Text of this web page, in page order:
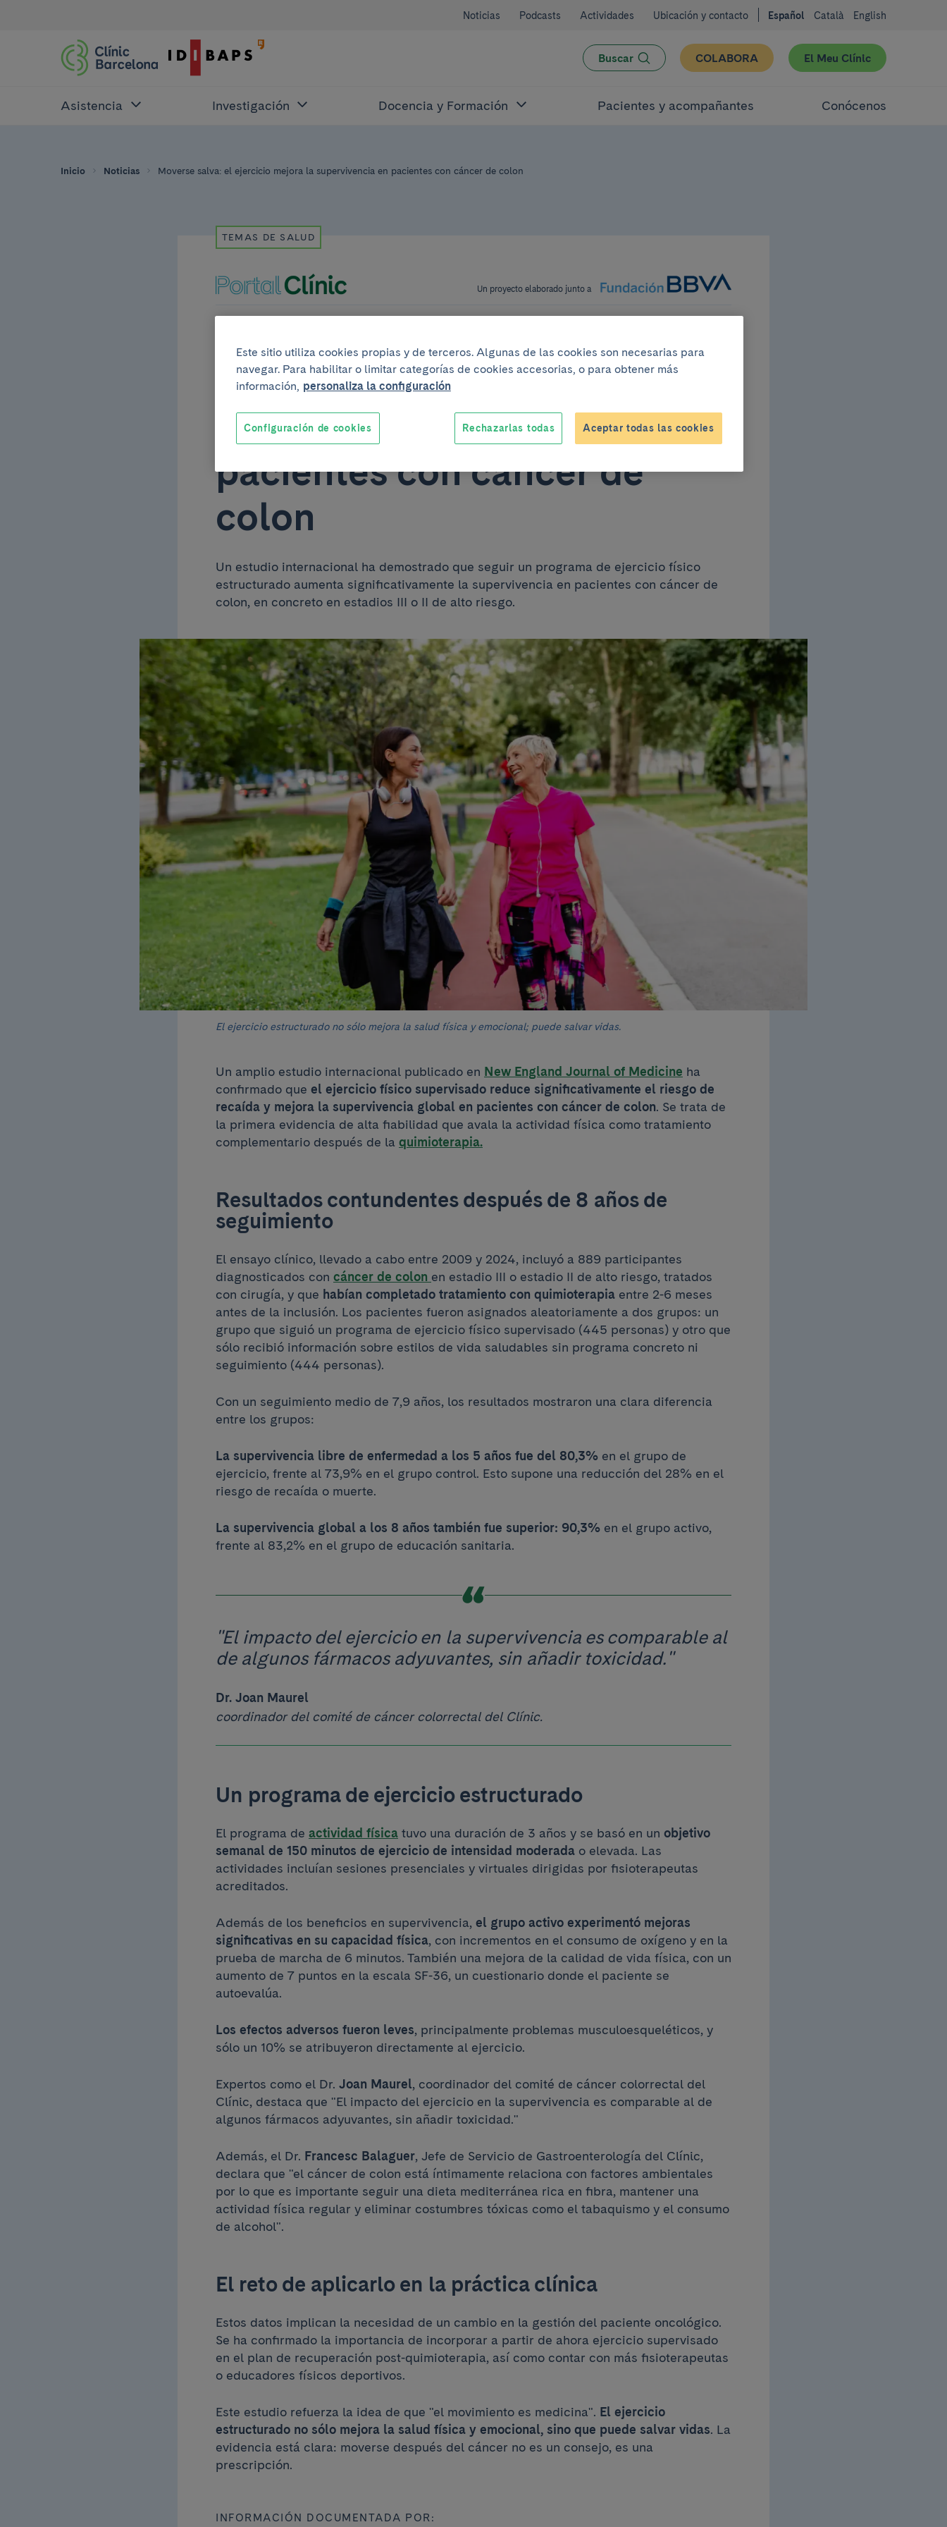
Noticias Podcasts Actividades Ubicación y contacto Español Català English
Buscar COLABORA El Meu Clínic
Asistencia Investigación Docencia y Formación Pacientes y acompañantes Conócenos
Inicio Noticias Moverse salva: el ejercicio mejora la supervivencia en pacientes con cáncer de colon
Un proyecto elaborado junto a
TEMAS DE SALUD
Moverse salva: el ejercicio
mejora la supervivencia en
pacientes con cáncer de
colon
Un estudio internacional ha demostrado que seguir un programa de ejercicio físico
estructurado aumenta significativamente la supervivencia en pacientes con cáncer de
colon, en concreto en estadios III o II de alto riesgo.
El ejercicio estructurado no sólo mejora la salud física y emocional; puede salvar vidas.
Un amplio estudio internacional publicado en New England Journal of Medicine ha
confirmado que el ejercicio físico supervisado reduce significativamente el riesgo de
recaída y mejora la supervivencia global en pacientes con cáncer de colon. Se trata de
la primera evidencia de alta fiabilidad que avala la actividad física como tratamiento
complementario después de la quimioterapia.
Resultados contundentes después de 8 años de
seguimiento
El ensayo clínico, llevado a cabo entre 2009 y 2024, incluyó a 889 participantes
diagnosticados con cáncer de colon en estadio III o estadio II de alto riesgo, tratados
con cirugía, y que habían completado tratamiento con quimioterapia entre 2-6 meses
antes de la inclusión. Los pacientes fueron asignados aleatoriamente a dos grupos: un
grupo que siguió un programa de ejercicio físico supervisado (445 personas) y otro que
sólo recibió información sobre estilos de vida saludables sin programa concreto ni
seguimiento (444 personas).
Con un seguimiento medio de 7,9 años, los resultados mostraron una clara diferencia
entre los grupos:
La supervivencia libre de enfermedad a los 5 años fue del 80,3% en el grupo de
ejercicio, frente al 73,9% en el grupo control. Esto supone una reducción del 28% en el
riesgo de recaída o muerte.
La supervivencia global a los 8 años también fue superior: 90,3% en el grupo activo,
frente al 83,2% en el grupo de educación sanitaria.
"El impacto del ejercicio en la supervivencia es comparable al
de algunos fármacos adyuvantes, sin añadir toxicidad."
Dr. Joan Maurel
coordinador del comité de cáncer colorrectal del Clínic.
Un programa de ejercicio estructurado
El programa de actividad física tuvo una duración de 3 años y se basó en un objetivo
semanal de 150 minutos de ejercicio de intensidad moderada o elevada. Las
actividades incluían sesiones presenciales y virtuales dirigidas por fisioterapeutas
acreditados.
Además de los beneficios en supervivencia, el grupo activo experimentó mejoras
significativas en su capacidad física, con incrementos en el consumo de oxígeno y en la
prueba de marcha de 6 minutos. También una mejora de la calidad de vida física, con un
aumento de 7 puntos en la escala SF-36, un cuestionario donde el paciente se
autoevalúa.
Los efectos adversos fueron leves, principalmente problemas musculoesqueléticos, y
sólo un 10% se atribuyeron directamente al ejercicio.
Expertos como el Dr. Joan Maurel, coordinador del comité de cáncer colorrectal del
Clínic, destaca que "El impacto del ejercicio en la supervivencia es comparable al de
algunos fármacos adyuvantes, sin añadir toxicidad."
Además, el Dr. Francesc Balaguer, Jefe de Servicio de Gastroenterología del Clínic,
declara que "el cáncer de colon está íntimamente relaciona con factores ambientales
por lo que es importante seguir una dieta mediterránea rica en fibra, mantener una
actividad física regular y eliminar costumbres tóxicas como el tabaquismo y el consumo
de alcohol".
El reto de aplicarlo en la práctica clínica
Estos datos implican la necesidad de un cambio en la gestión del paciente oncológico.
Se ha confirmado la importancia de incorporar a partir de ahora ejercicio supervisado
en el plan de recuperación post-quimioterapia, así como contar con más fisioterapeutas
o educadores físicos deportivos.
Este estudio refuerza la idea de que "el movimiento es medicina". El ejercicio
estructurado no sólo mejora la salud física y emocional, sino que puede salvar vidas. La
evidencia está clara: moverse después del cáncer no es un consejo, es una
prescripción.
INFORMACIÓN DOCUMENTADA POR:
Este sitio utiliza cookies propias y de terceros. Algunas de las cookies son necesarias para
navegar. Para habilitar o limitar categorías de cookies accesorias, o para obtener más
información, personaliza la configuración
Rechazarlas todas Aceptar todas las cookies
Configuración de cookies